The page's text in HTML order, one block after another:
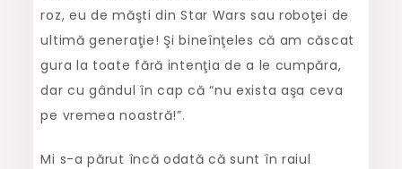
roz, eu de măşti din Star Wars sau roboţei de
ultimă generaţie! Şi bineînţeles că am căscat
gura la toate fără intenţia de a le cumpăra,
dar cu gândul în cap că “nu exista aşa ceva
pe vremea noastră!”.
Mi s-a părut încă odată că sunt în raiul